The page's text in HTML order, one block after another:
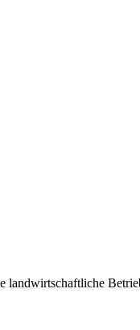
landwirtschaftliche